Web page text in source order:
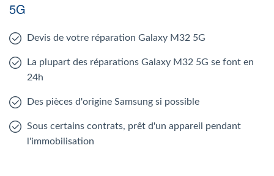
5G
Devis de votre réparation Galaxy M32 5G
La plupart des réparations Galaxy M32 5G se font en
24h
Des pièces d'origine Samsung si possible
Sous certains contrats, prêt d'un appareil pendant
l'immobilisation